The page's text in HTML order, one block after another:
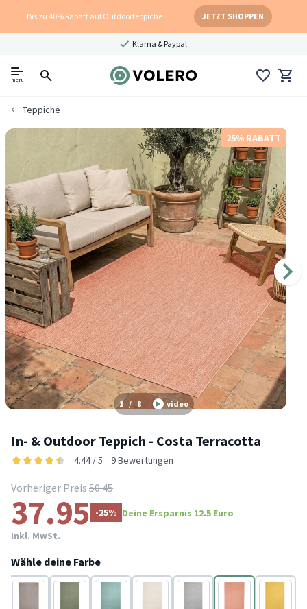
Bis zu 40% Rabatt auf Outdoorteppiche JETZT SHOPPEN
Klarna & Paypal
menu
Teppiche
25% RABATT
1 / 8 video
In- & Outdoor Teppich - Costa Terracotta
4.44 / 5 9 Bewertungen
Vorheriger Preis 50.45
37.95 -25% Deine Ersparnis 12.5 Euro
Inkl. MwSt.
Wähle deine Farbe